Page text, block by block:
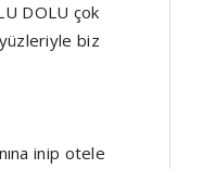
DOLU çok
biz
inip otele